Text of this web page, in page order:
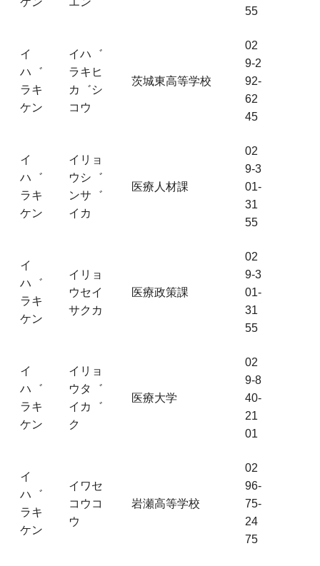
55
イ
ハ゛
ラキ
ケン
イハ゛
ラキヒ
カ゛シ
コウ
茨城東高等学校
02
9-2
92-
62
45
イ
ハ゛
ラキ
ケン
イリョ
ウシ゛
ンサ゛
イカ
医療人材課
02
9-3
01-
31
55
イ
ハ゛
ラキ
ケン
イリョ
ウセイ
サクカ
医療政策課
02
9-3
01-
31
55
イ
ハ゛
ラキ
ケン
イリョ
ウタ゛
イカ゛
ク
医療大学
02
9-8
40-
21
01
イ
ハ゛
ラキ
ケン
イワセ
コウコ
ウ
岩瀬高等学校
02
96-
75-
24
75